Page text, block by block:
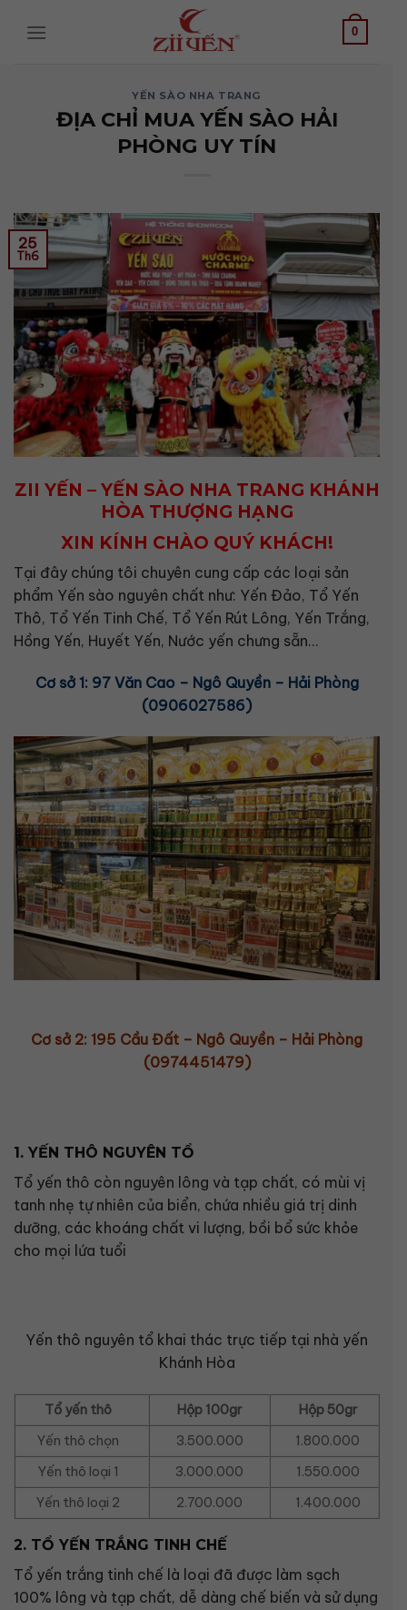
0
YẾN SÀO NHA TRANG
ĐỊA CHỈ MUA YẾN SÀO HẢI
PHÒNG UY TÍN
25
Th6
ZII YẾN – YẾN SÀO NHA TRANG KHÁNH
HÒA THƯỢNG HẠNG
XIN KÍNH CHÀO QUÝ KHÁCH!
Tại đây chúng tôi chuyên cung cấp các loại sản
phẩm Yến sào nguyên chất như: Yến Đảo, Tổ Yến
Thô, Tổ Yến Tinh Chế, Tổ Yến Rút Lông, Yến Trắng,
Hồng Yến, Huyết Yến, Nước yến chưng sẵn…
Cơ sở 1: 97 Văn Cao – Ngô Quyền – Hải Phòng
(0906027586)
Cơ sở 2: 195 Cầu Đất – Ngô Quyền – Hải Phòng
(0974451479)
1. YẾN THÔ NGUYÊN TỔ
Tổ yến thô còn nguyên lông và tạp chất, có mùi vị
tanh nhẹ tự nhiên của biển, chứa nhiều giá trị dinh
dưỡng, các khoáng chất vi lượng, bồi bổ sức khỏe
cho mọi lứa tuổi
Yến thô nguyên tổ khai thác trực tiếp tại nhà yến
Khánh Hòa
Tổ yến thô Hộp 100gr
Hộp 50gr
Yến thô chọn
3.500.000
1.800.000
Yến thô loại 1
3.000.000
1.550.000
Yến thô loại 2
2.700.000 1.400.000
2. TỔ YẾN TRẮNG TINH CHẾ
Tổ yến trắng tinh chế là loại đã được làm sạch
100% lông và tạp chất, dễ dàng chế biến và sử dụng